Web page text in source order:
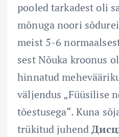
pooled tarkadest oli
mõnuga noori
meist 5-6
sest Nõuka kroonus
hinnatud
väljendus „Füüsilise
tõestusega“. Kuna
trükitud juhend